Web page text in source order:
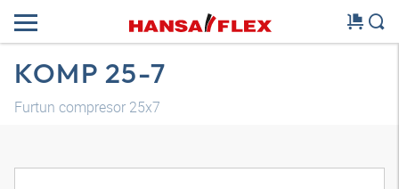
KOMP 25-7
Furtun compresor 25x7